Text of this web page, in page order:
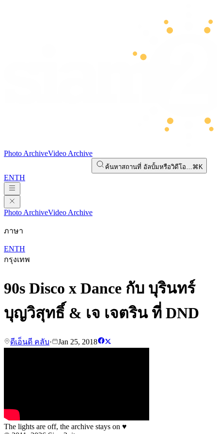
Photo ArchiveVideo Archive
ค้นหาสถานที่ อัลบั้มหรือวิดีโอ…⌘K
ENTH
Photo ArchiveVideo Archive
ภาษา
ENTH
กรุงเทพ
90s Disco x Dance กับ บุรินทร์
บุญวิสุทธิ์ & เจ เจตริน ที่ DND
ดีเอ็นดี คลับ· Jan 25, 2018
The lights are off, the archive stays on ♥